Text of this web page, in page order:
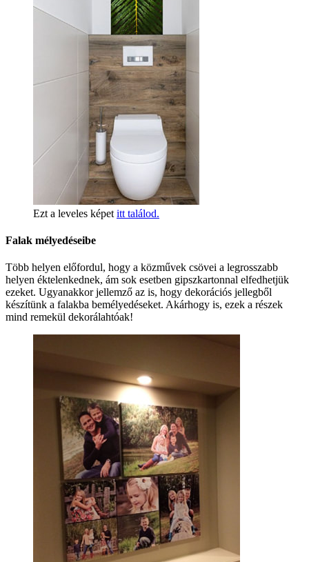
Ezt a leveles képet itt találod.
Falak mélyedéseibe
Több helyen előfordul, hogy a közművek csövei a legrosszabb
helyen éktelenkednek, ám sok esetben gipszkartonnal elfedhetjük
ezeket. Ugyanakkor jellemző az is, hogy dekorációs jellegből
készítünk a falakba bemélyedéseket. Akárhogy is, ezek a részek
mind remekül dekorálahtóak!